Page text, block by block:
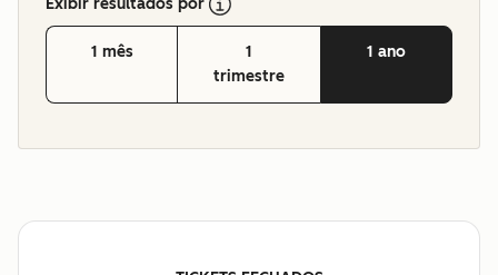
Exibir resultados por
1 mês
1
trimestre
1 ano